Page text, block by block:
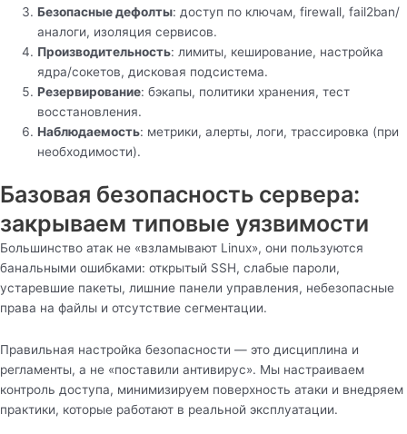
Безопасные дефолты: доступ по ключам, firewall, fail2ban/
аналоги, изоляция сервисов.
Производительность: лимиты, кеширование, настройка
ядра/сокетов, дисковая подсистема.
Резервирование: бэкапы, политики хранения, тест
восстановления.
Наблюдаемость: метрики, алерты, логи, трассировка (при
необходимости).
Базовая безопасность сервера:
закрываем типовые уязвимости
Большинство атак не «взламывают Linux», они пользуются
банальными ошибками: открытый SSH, слабые пароли,
устаревшие пакеты, лишние панели управления, небезопасные
права на файлы и отсутствие сегментации.
Правильная настройка безопасности — это дисциплина и
регламенты, а не «поставили антивирус». Мы настраиваем
контроль доступа, минимизируем поверхность атаки и внедряем
практики, которые работают в реальной эксплуатации.